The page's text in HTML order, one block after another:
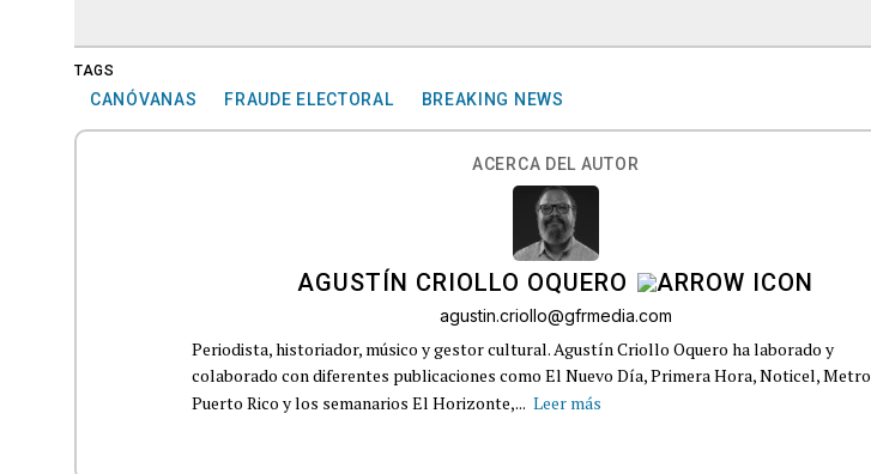
TAGS
CANÓVANAS FRAUDE ELECTORAL BREAKING NEWS
ACERCA DEL AUTOR
AGUSTÍN CRIOLLO OQUERO
agustin.criollo@gfrmedia.com
Periodista, historiador, músico y gestor cultural. Agustín Criollo Oquero ha laborado y
colaborado con diferentes publicaciones como El Nuevo Día, Primera Hora, Noticel, Metro
Puerto Rico y los semanarios El Horizonte,... Leer más